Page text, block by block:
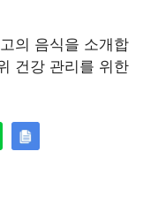
의 음식을 소개합
건강 관리를 위한